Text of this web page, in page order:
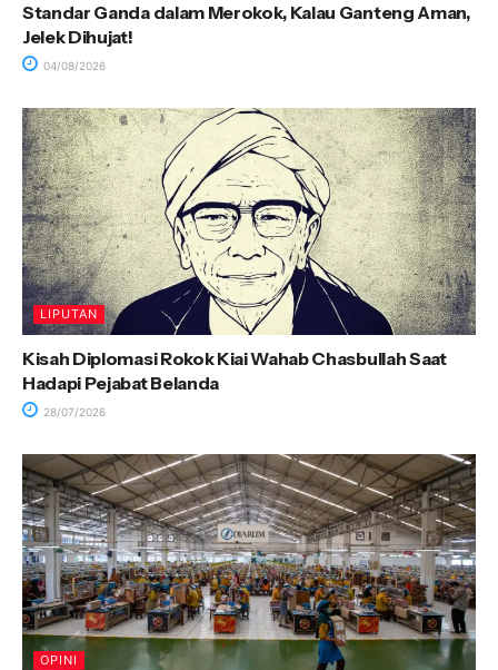
Standar Ganda dalam Merokok, Kalau Ganteng Aman,
Jelek Dihujat!
04/08/2026
LIPUTAN
Kisah Diplomasi Rokok Kiai Wahab Chasbullah Saat
Hadapi Pejabat Belanda
28/07/2026
OPINI